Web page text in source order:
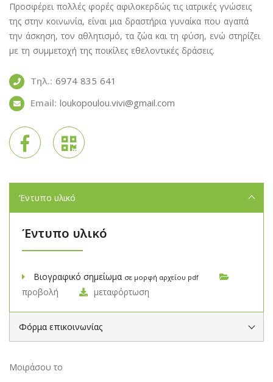
Προσφέρει πολλές φορές αφιλοκερδώς τις ιατρικές γνώσεις
της στην κοινωνία, είναι μια δραστήρια γυναίκα που αγαπά
την άσκηση, τον αθλητισμό, τα ζώα και τη φύση, ενώ στηρίζει
με τη συμμετοχή της ποικίλες εθελοντικές δράσεις.
Τηλ.: 6974 835 641
Email: loukopoulou.vivi@gmail.com
Έντυπο υλικό
Έντυπο υλικό
Βιογραφικό σημείωμα σε μορφή αρχείου pdf
προβολή μεταφόρτωση
Φόρμα επικοινωνίας
Μοιράσου το